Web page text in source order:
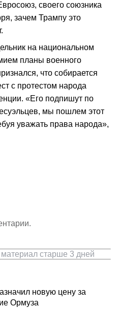
своего союзника
зачем Трампу это
на национальном
планы военного
что собирается
с протестом народа
«Его подпишут по
мы пошлем этот
уважать права народа»,
старше 3 дней
новую цену за
Ормуза